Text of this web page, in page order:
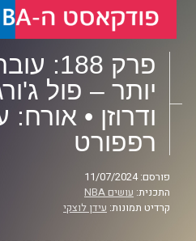
פרק
יותר – פול
ודרוזן • אורח:
רפפורט
פורסם: 11/07/2024
התכנית: עושים NBA
קרדיט תמונות: עידן לוצקי